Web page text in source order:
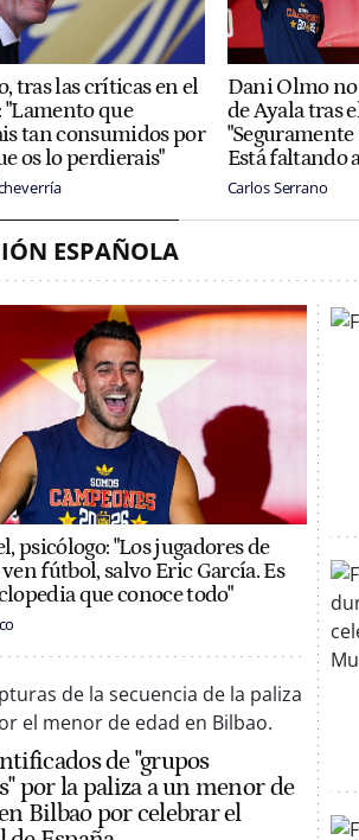
tras las críticas en el
que
tan consumidos por
os lo perdierais"
Dani Olmo no
de Ayala tras
Está faltando
Carlos Serrano
ESPAÑOLA
psicólogo: "Los jugadores de
fútbol, salvo Eric García. Es
que conoce todo"
de "grupos
por la paliza a un menor de
Bilbao por celebrar el